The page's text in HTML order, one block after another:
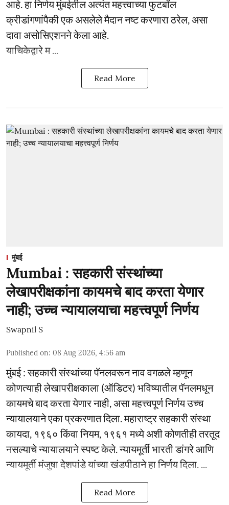
आहे. हा निर्णय मुंबईतील अत्यंत महत्त्वाच्या फुटबॉल
क्रीडांगणांपैकी एक असलेले मैदान नष्ट करणारा ठरेल, असा
दावा असोसिएशनने केला आहे.
याचिकेद्वारे म ...
Read More
मुंबई
Mumbai : सहकारी संस्थांच्या
लेखापरीक्षकांना कायमचे बाद करता येणार
नाही; उच्च न्यायालयाचा महत्त्वपूर्ण निर्णय
Swapnil S
Published on: 08 Aug 2026, 4:56 am
मुंबई : सहकारी संस्थांच्या पॅनलवरून नाव वगळले म्हणून
कोणत्याही लेखापरीक्षकाला (ऑडिटर) भविष्यातील पॅनलमधून
कायमचे बाद करता येणार नाही, असा महत्त्वपूर्ण निर्णय उच्च
न्यायालयाने एका प्रकरणात दिला. महाराष्ट्र सहकारी संस्था
कायदा, १९६० किंवा नियम, १९६१ मध्ये अशी कोणतीही तरतूद
नसल्याचे न्यायालयाने स्पष्ट केले. न्यायमूर्ती भारती डांगरे आणि
न्यायमूर्ती मंजुषा देशपांडे यांच्या खंडपीठाने हा निर्णय दिला. ...
Read More